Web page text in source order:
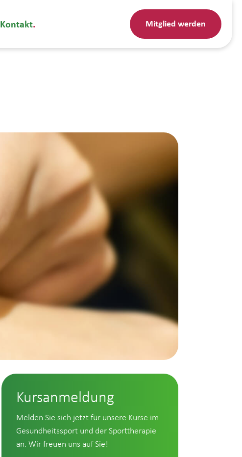
Kontakt Mitglied werden
Kursanmeldung
Melden Sie sich jetzt für unsere Kurse im
Gesundheitssport und der Sporttherapie
an. Wir freuen uns auf Sie!